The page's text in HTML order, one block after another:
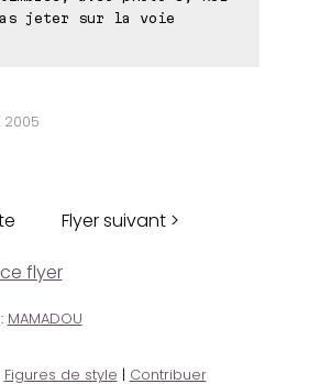
pas jeter sur la voie
Flyer suivant >
flyer
MAMADOU
Figures de style | Contribuer